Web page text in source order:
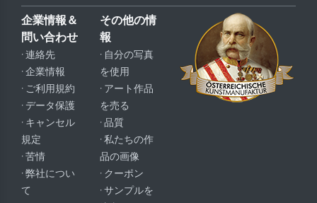
企業情報＆
問い合わせ
· 連絡先
· 企業情報
· ご利用規約
· データ保護
· キャンセル
規定
· 苦情
· 弊社につい
て
その他の情
報
· 自分の写真
を使用
· アート作品
を売る
· 品質
· 私たちの作
品の画像
· クーポン
· サンプルを